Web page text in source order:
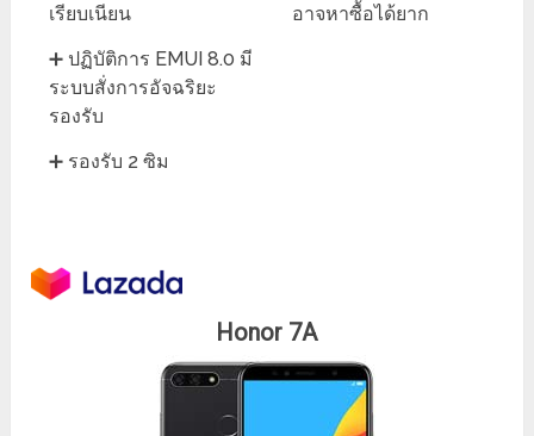
เรียบเนียน
อาจหาซื้อได้ยาก
➕ ปฏิบัติการ EMUI 8.0 มี
ระบบสั่งการอัจฉริยะ
รองรับ
➕ รองรับ 2 ซิม
Honor 7A